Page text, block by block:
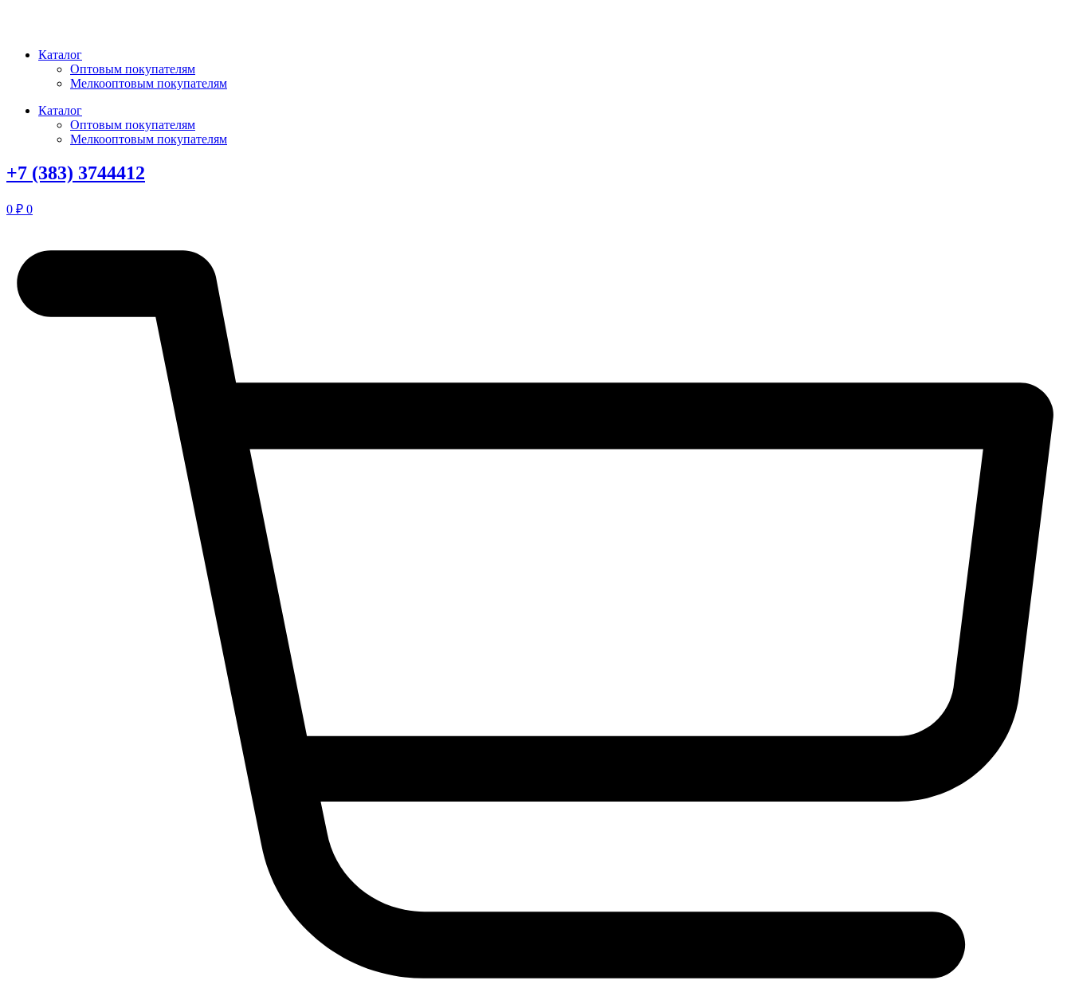
Каталог
Оптовым покупателям
Мелкооптовым покупателям
Каталог
Оптовым покупателям
Мелкооптовым покупателям
+7 (383) 3744412
0 ₽ 0